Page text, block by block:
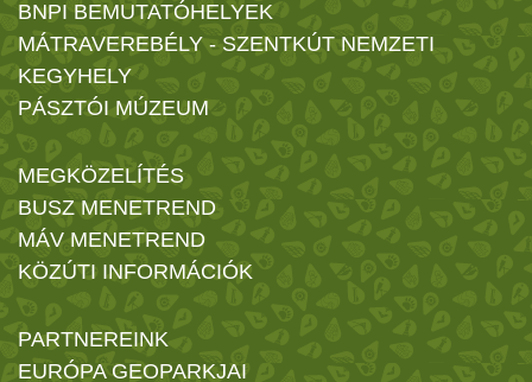
BNPI BEMUTATÓHELYEK
MÁTRAVEREBÉLY - SZENTKÚT NEMZETI
KEGYHELY
PÁSZTÓI MÚZEUM
MEGKÖZELÍTÉS
BUSZ MENETREND
MÁV MENETREND
KÖZÚTI INFORMÁCIÓK
PARTNEREINK
EURÓPA GEOPARKJAI